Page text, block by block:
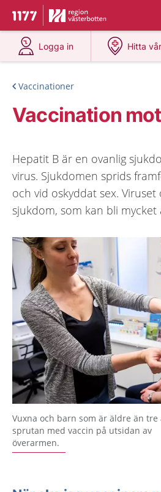
Till startsidan för 1177
Du har valt region
Logga in
på 1177.se
Hitta
på
Vaccinationer
Vaccination
Hepatit B är en ovanlig
virus. Sjukdomen sprids
och vid oskyddat sex.
sjukdom, som kan bli mycket
Vuxna och barn som är äldre än tre
sprutan med vaccin på utsidan av
överarmen.